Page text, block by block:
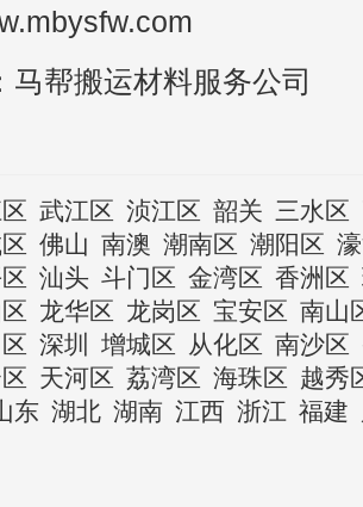
马帮搬运材料服务公司
武江区 浈江区 韶关 三水区
佛山 南澳 潮南区 潮阳区
汕头 斗门区 金湾区 香洲区
龙华区 龙岗区 宝安区 南山
深圳 增城区 从化区 南沙区
天河区 荔湾区 海珠区 越秀
东 湖北 湖南 江西 浙江 福建